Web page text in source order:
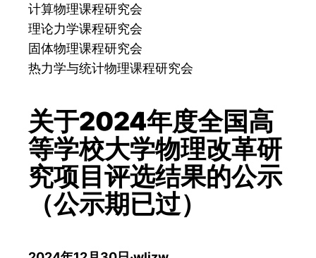
计算物理课程研究会
理论力学课程研究会
固体物理课程研究会
热力学与统计物理课程研究会
关于2024年度全国高
等学校大学物理改革研
究项目评选结果的公示
（公示期已过）